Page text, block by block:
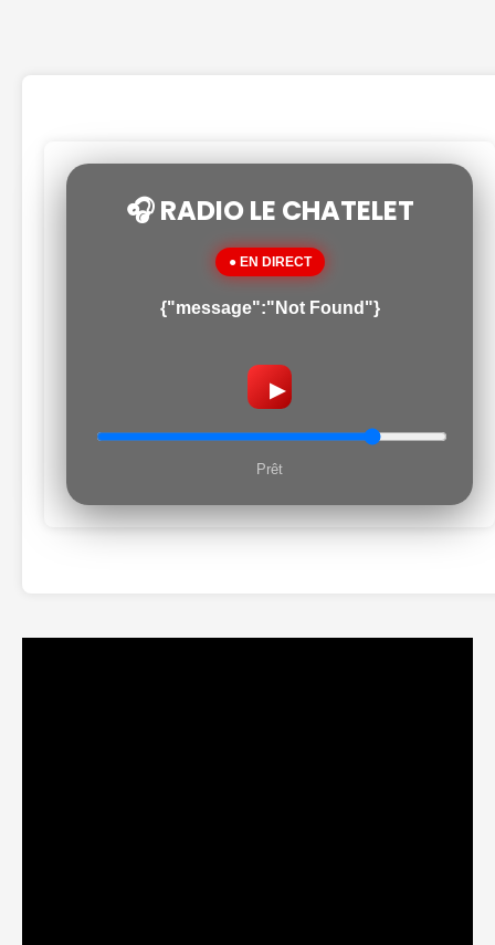
🎧 RADIO LE CHATELET
● EN DIRECT
{"message":"Not Found"}
▶
Prêt